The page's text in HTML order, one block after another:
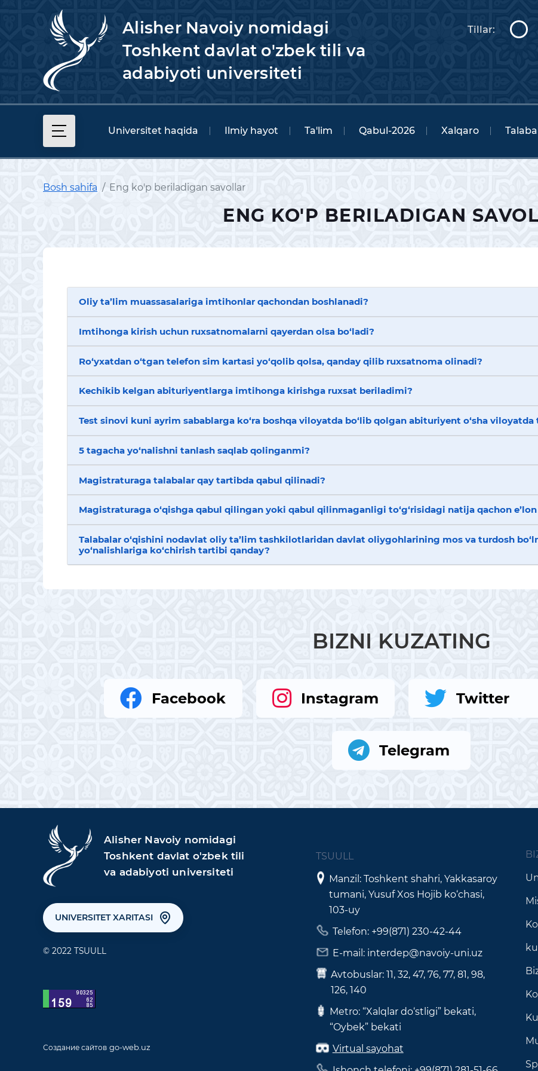
Alisher Navoiy nomidagi
Toshkent davlat o'zbek tili va
adabiyoti universiteti
Tillar:
Universitet haqida Ilmiy hayot Ta'lim Qabul-2026 Xalqaro
Bosh sahifa Eng ko'p beriladigan savollar
ENG KO'P BERILADIGAN
Oliy ta’lim muassasalariga imtihonlar qachondan boshlanadi?
Imtihonga kirish uchun ruxsatnomalarni qayerdan olsa bo‘ladi?
Ro‘yxatdan o‘tgan telefon sim kartasi yo‘qolib qolsa, qanday qilib ruxsatnoma olinadi?
Kechikib kelgan abituriyentlarga imtihonga kirishga ruxsat beriladimi?
Test sinovi kuni ayrim sabablarga ko‘ra boshqa viloyatda bo‘lib qolgan abituriyent o‘sha viloyatda
5 tagacha yo‘nalishni tanlash saqlab qolinganmi?
Magistraturaga talabalar qay tartibda qabul qilinadi?
Magistraturaga o‘qishga qabul qilingan yoki qabul qilinmaganligi to‘g‘risidagi natija qachon
Talabalar o‘qishini nodavlat oliy ta’lim tashkilotlaridan davlat oliygohlarining mos va turdosh
yo‘nalishlariga ko‘chirish tartibi qanday?
BIZNI KUZATING
Facebook Instagram Twitter
Telegram
Alisher Navoiy nomidagi
Toshkent davlat o'zbek tili
va adabiyoti universiteti
UNIVERSITET XARITASI
© 2022 TSUULL
Создание сайтов go-web.uz
TSUULL
Manzil: Toshkent shahri, Yakkasaroy
tumani, Yusuf Xos Hojib ko‘chasi,
103-uy
Telefon: +99(871) 230-42-44
E-mail: interdep@navoiy-uni.uz
Avtobuslar: 11, 32, 47, 76, 77, 81, 98,
126, 140
Metro: “Xalqlar do‘stligi” bekati,
“Oybek” bekati
Virtual sayohat